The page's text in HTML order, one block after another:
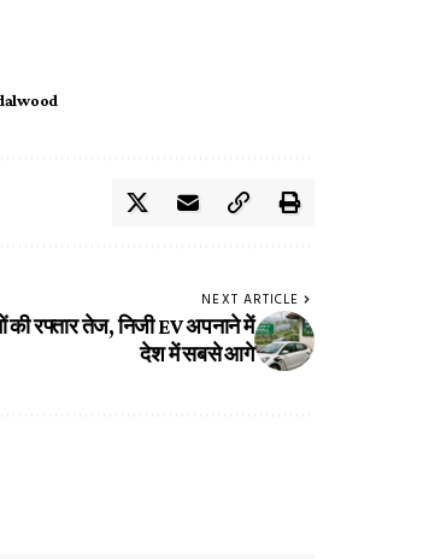
NEXT ARTICLE
रफ्तार तेज, निजी EV अपनाने में
देश में सबसे आगे